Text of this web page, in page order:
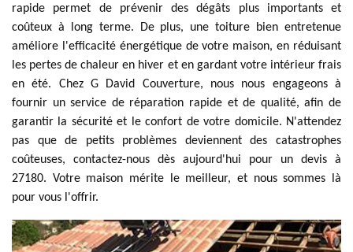
rapide permet de prévenir des dégâts plus importants et
coûteux à long terme. De plus, une toiture bien entretenue
améliore l'efficacité énergétique de votre maison, en réduisant
les pertes de chaleur en hiver et en gardant votre intérieur frais
en été. Chez G David Couverture, nous nous engageons à
fournir un service de réparation rapide et de qualité, afin de
garantir la sécurité et le confort de votre domicile. N'attendez
pas que de petits problèmes deviennent des catastrophes
coûteuses, contactez-nous dès aujourd'hui pour un devis à
27180. Votre maison mérite le meilleur, et nous sommes là
pour vous l'offrir.